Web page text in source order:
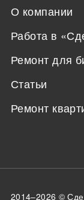
О компании
Работа в
Ремонт для
Статьи
Ремонт
2014–2026 ©